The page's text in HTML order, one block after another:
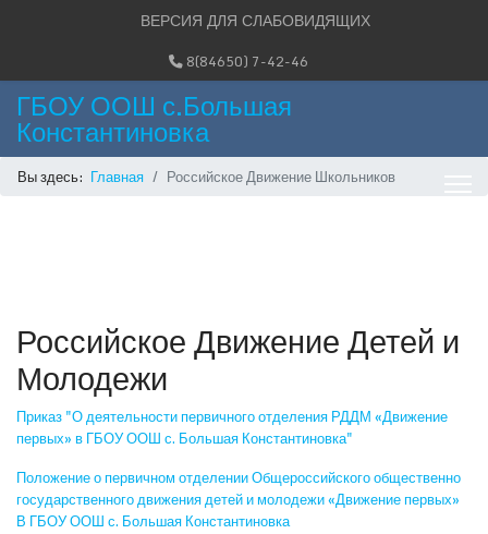
ВЕРСИЯ ДЛЯ СЛАБОВИДЯЩИХ
8(84650) 7-42-46
ГБОУ ООШ с.Большая
Константиновка
Вы здесь: Главная Российское Движение Школьников
Российское Движение Детей и
Молодежи
Приказ "О деятельности первичного отделения РДДМ «Движение
первых» в ГБОУ ООШ с. Большая Константиновка"
Положение о первичном отделении Общероссийского общественно
государственного движения детей и молодежи «Движение первых»
В ГБОУ ООШ с. Большая Константиновка